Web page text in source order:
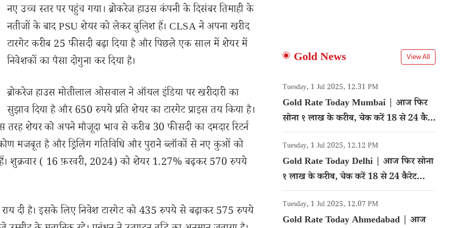
नए उच्च स्तर पर पहुंच गया। ब्रोकरेज हाउस कंपनी के दिसंबर तिमाही के
नतीजों के बाद PSU शेयर को लेकर बुलिश हैं। CLSA ने अपना खरीद
टारगेट करीब 25 फीसदी बढ़ा दिया है और पिछले एक साल में शेयर में
निवेशकों का पैसा दोगुना कर दिया है।
ब्रोकरेज हाउस मोतीलाल ओसवाल ने ऑयल इंडिया पर खरीदारी का
सुझाव दिया है और 650 रुपये प्रति शेयर का टारगेट प्राइस तय किया है।
शेयर को अपने मौजूदा भाव से करीब 30 फीसदी का दमदार रिटर्न
मजबूत है और ड्रिलिंग गतिविधि और पुराने ब्लॉकों से नए कुओं को
शुक्रवार ( 16 फ़रवरी, 2024) को शेयर 1.27% बढ़कर 570 रुपये
दी है। इसके लिए निवेश टारगेट को 435 रुपये से बढ़ाकर 575 रुपये
Gold News View All
Tuesday, 1 Jul 2025, 12.31 PM
Gold Rate Today Mumbai | आज फिर
सोना १ लाख के करीब, चेक करें 18 से 24 कैरेट
गोल्ड का रेट
Tuesday, 1 Jul 2025, 12.12 PM
Gold Rate Today Delhi | आज फिर सोना
१ लाख के करीब, चेक करें 18 से 24 कैरेट
गोल्ड का रेट
Tuesday, 1 Jul 2025, 12.07 PM
Gold Rate Today Ahmedabad | आज